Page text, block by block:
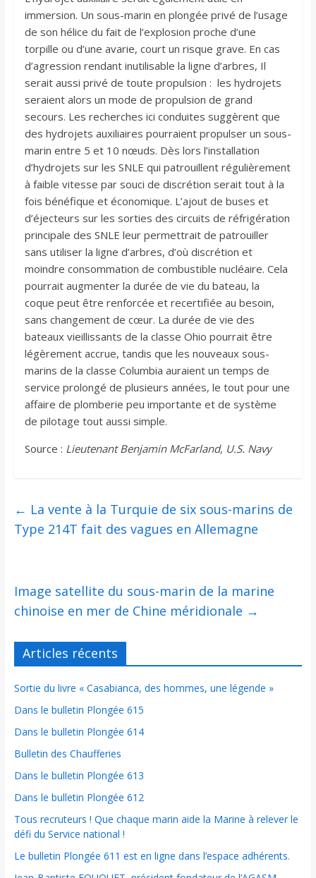
immersion. Un sous-marin en plongée privé de l’usage
de son hélice du fait de l’explosion proche d’une
torpille ou d’une avarie, court un risque grave. En cas
d’agression rendant inutilisable la ligne d’arbres, Il
serait aussi privé de toute propulsion : les hydrojets
seraient alors un mode de propulsion de grand
secours. Les recherches ici conduites suggèrent que
des hydrojets auxiliaires pourraient propulser un sous-
marin entre 5 et 10 nœuds. Dès lors l’installation
d’hydrojets sur les SNLE qui patrouillent régulièrement
à faible vitesse par souci de discrétion serait tout à la
fois bénéfique et économique. L’ajout de buses et
d’éjecteurs sur les sorties des circuits de réfrigération
principale des SNLE leur permettrait de patrouiller
sans utiliser la ligne d’arbres, d’où discrétion et
moindre consommation de combustible nucléaire. Cela
pourrait augmenter la durée de vie du bateau, la
coque peut être renforcée et recertifiée au besoin,
sans changement de cœur. La durée de vie des
bateaux vieillissants de la classe Ohio pourrait être
légèrement accrue, tandis que les nouveaux sous-
marins de la classe Columbia auraient un temps de
service prolongé de plusieurs années, le tout pour une
affaire de plomberie peu importante et de système
de pilotage tout aussi simple.
Source : Lieutenant Benjamin McFarland, U.S. Navy
← La vente à la Turquie de six sous-marins de
Type 214T fait des vagues en Allemagne
Image satellite du sous-marin de la marine
chinoise en mer de Chine méridionale →
Articles récents
Sortie du livre « Casabianca, des hommes, une légende »
Dans le bulletin Plongée 615
Dans le bulletin Plongée 614
Bulletin des Chaufferies
Dans le bulletin Plongée 613
Dans le bulletin Plongée 612
Tous recruteurs ! Que chaque marin aide la Marine à relever le
défi du Service national !
Le bulletin Plongée 611 est en ligne dans l’espace adhérents.